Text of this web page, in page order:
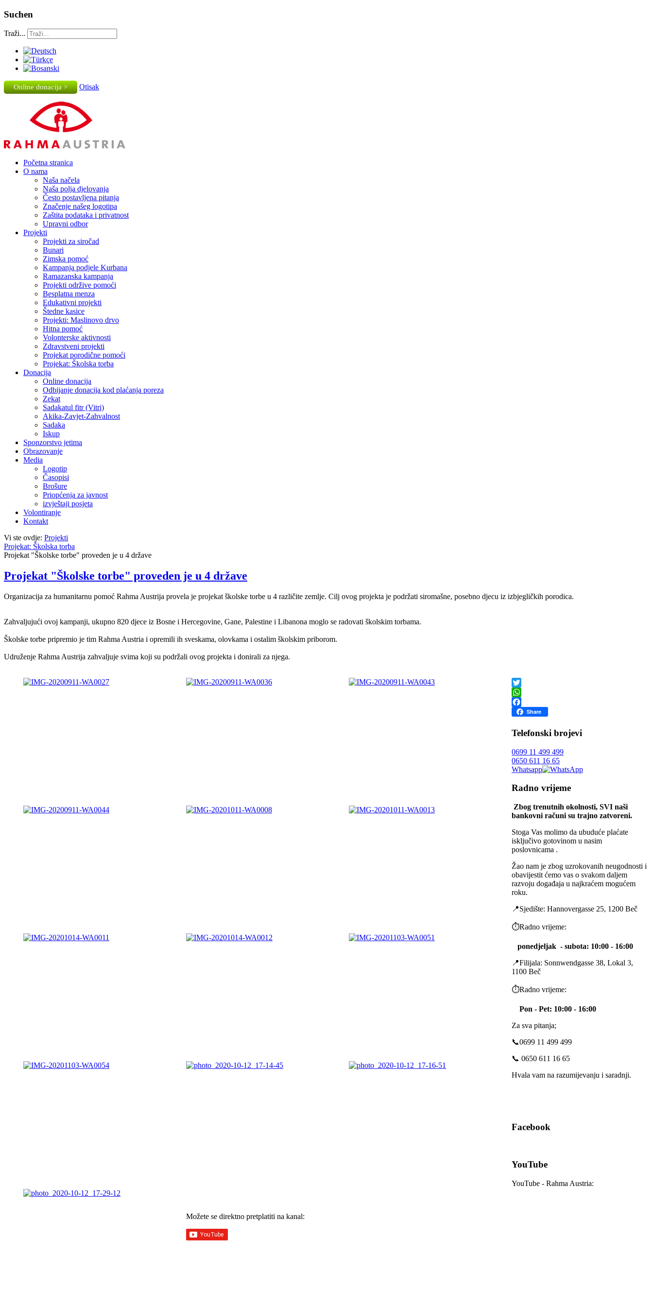
Suchen
Traži...
Online donacija > Otisak
Početna stranica
O nama
Naša načela
Naša polja djelovanja
Često postavljena pitanja
Značenje našeg logotipa
Zaštita podataka i privatnost
Upravni odbor
Projekti
Projekti za siročad
Bunari
Zimska pomoć
Kampanja podjele Kurbana
Ramazanska kampanja
Projekti održive pomoći
Besplatna menza
Edukativni projekti
Štedne kasice
Projekti: Maslinovo drvo
Hitna pomoć
Volonterske aktivnosti
Zdravstveni projekti
Projekat porodične pomoći
Projekat: Školska torba
Donacija
Online donacija
Odbijanje donacija kod plaćanja poreza
Zekat
Sadakatul fitr (Vitri)
Akika-Zavjet-Zahvalnost
Sadaka
Iskup
Sponzorstvo jetima
Obrazovanje
Media
Logotip
Časopisi
Brošure
Priopćenja za javnost
izvještaji posjeta
Volontiranje
Kontakt
Vi ste ovdje: Projekti
Projekat: Školska torba
Projekat "Školske torbe" proveden je u 4 države
Projekat "Školske torbe" proveden je u 4 države
Organizacija za humanitarnu pomoć Rahma Austrija provela je projekat školske torbe u 4 različite zemlje. Cilj ovog projekta je podržati siromašne, posebno djecu iz izbjegličkih porodica.
Zahvaljujući ovoj kampanji, ukupno 820 djece iz Bosne i Hercegovine, Gane, Palestine i Libanona moglo se radovati školskim torbama.
Školske torbe pripremio je tim Rahma Austria i opremili ih sveskama, olovkama i ostalim školskim priborom.
Udruženje Rahma Austrija zahvaljuje svima koji su podržali ovog projekta i donirali za njega.
Twitter
WhatsApp
Facebook
Share
Telefonski brojevi
0699 11 499 499
0650 611 16 65
Whatsapp
Radno vrijeme
Zbog trenutnih okolnosti, SVI naši
bankovni računi su trajno zatvoreni.
Stoga Vas molimo da ubuduće plaćate
isključivo gotovinom u nasim
poslovnicama .
Žao nam je zbog uzrokovanih neugodnosti i
obavijestit ćemo vas o svakom daljem
razvoju događaja u najkraćem mogućem
roku.
📍Sjedište: Hannovergasse 25, 1200 Beč
⏱️Radno vrijeme:
ponedjeljak - subota: 10:00 - 16:00
📍Filijala: Sonnwendgasse 38, Lokal 3,
1100 Beč
⏱️Radno vrijeme:
Pon - Pet: 10:00 - 16:00
Za sva pitanja;
📞0699 11 499 499
📞 0650 611 16 65
Hvala vam na razumijevanju i saradnji.
Facebook
YouTube
YouTube - Rahma Austria:
Možete se direktno pretplatiti na kanal: